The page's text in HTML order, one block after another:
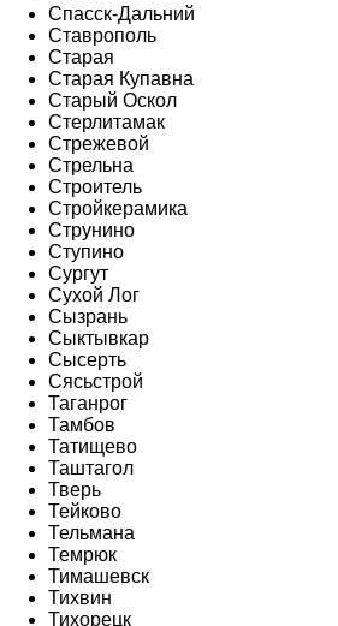
Спасск-Дальний
Ставрополь
Старая
Старая Купавна
Старый Оскол
Стерлитамак
Стрежевой
Стрельна
Строитель
Стройкерамика
Струнино
Ступино
Сургут
Сухой Лог
Сызрань
Сыктывкар
Сысерть
Сясьстрой
Таганрог
Тамбов
Татищево
Таштагол
Тверь
Тейково
Тельмана
Темрюк
Тимашевск
Тихвин
Тихорецк